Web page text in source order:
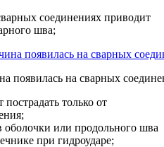
соединениях приводит
шва;
появилась на сварных
только от
оболочки или продольного шва
при гидроударе;